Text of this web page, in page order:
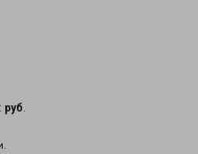
руб.